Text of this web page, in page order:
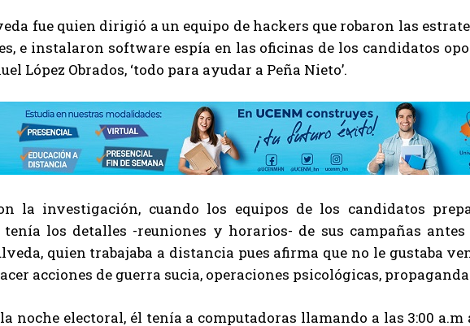
fue quien dirigió a un equipo de hackers que robaron las
e instalaron software espía en las oficinas de los candidatos
López Obrados, ‘todo para ayudar a Peña Nieto’.
la investigación, cuando los equipos de los candidatos
tenía los detalles -reuniones y horarios- de sus campañas
quien trabajaba a distancia pues afirma que no le gustaba
acciones de guerra sucia, operaciones psicológicas,
noche electoral, él tenía a computadoras llamando a las 3:00